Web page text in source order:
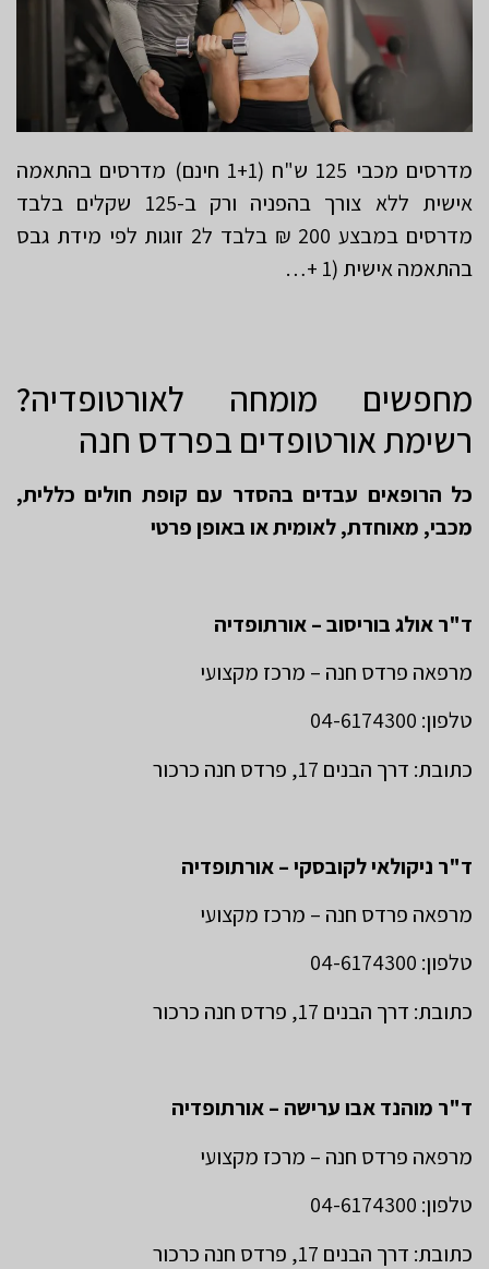
מדרסים מכבי 125 ש"ח (1+1 חינם) מדרסים בהתאמה
אישית ללא צורך בהפניה ורק ב-125 שקלים בלבד
מדרסים במבצע 200 ₪ בלבד ל2 זוגות לפי מידת גבס
בהתאמה אישית (1 +…
מחפשים מומחה לאורטופדיה?
רשימת אורטופדים בפרדס חנה
כל הרופאים עבדים בהסדר עם קופת חולים כללית,
מכבי, מאוחדת, לאומית או באופן פרטי
ד"ר אולג בוריסוב – אורתופדיה
מרפאה פרדס חנה – מרכז מקצועי
טלפון: 04-6174300
כתובת: דרך הבנים 17, פרדס חנה כרכור
ד"ר ניקולאי לקובסקי – אורתופדיה
מרפאה פרדס חנה – מרכז מקצועי
טלפון: 04-6174300
כתובת: דרך הבנים 17, פרדס חנה כרכור
ד"ר מוהנד אבו ערישה – אורתופדיה
מרפאה פרדס חנה – מרכז מקצועי
טלפון: 04-6174300
כתובת: דרך הבנים 17, פרדס חנה כרכור